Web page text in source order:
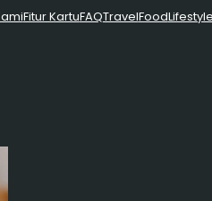
Fitur KartuFAQTravelFoodLifestyle